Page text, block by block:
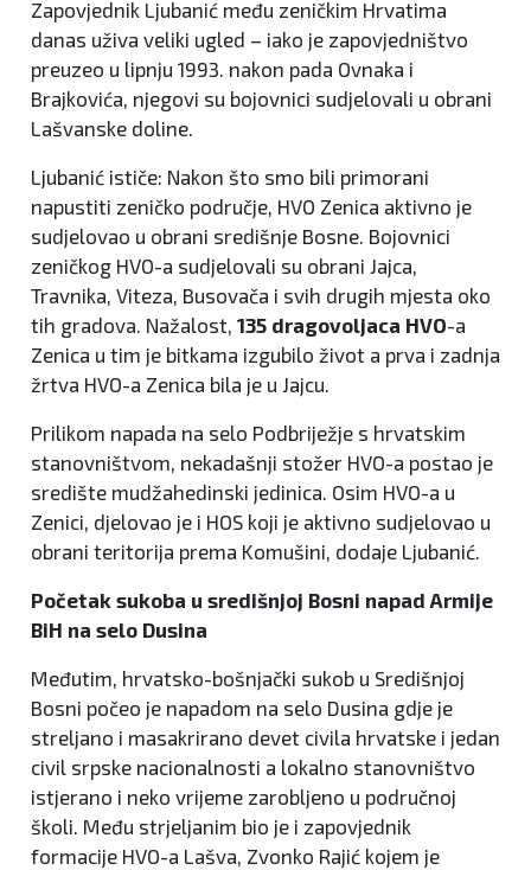
Zapovjednik Ljubanić među zeničkim Hrvatima
danas uživa veliki ugled – iako je zapovjedništvo
preuzeo u lipnju 1993. nakon pada Ovnaka i
Brajkovića, njegovi su bojovnici sudjelovali u obrani
Lašvanske doline.
Ljubanić ističe: Nakon što smo bili primorani
napustiti zeničko područje, HVO Zenica aktivno je
sudjelovao u obrani središnje Bosne. Bojovnici
zeničkog HVO-a sudjelovali su obrani Jajca,
Travnika, Viteza, Busovača i svih drugih mjesta oko
tih gradova. Nažalost, 135 dragovoljaca HVO-a
Zenica u tim je bitkama izgubilo život a prva i zadnja
žrtva HVO-a Zenica bila je u Jajcu.
Prilikom napada na selo Podbriježje s hrvatskim
stanovništvom, nekadašnji stožer HVO-a postao je
središte mudžahedinski jedinica. Osim HVO-a u
Zenici, djelovao je i HOS koji je aktivno sudjelovao u
obrani teritorija prema Komušini, dodaje Ljubanić.
Početak sukoba u središnjoj Bosni napad Armije
BiH na selo Dusina
Međutim, hrvatsko-bošnjački sukob u Središnjoj
Bosni počeo je napadom na selo Dusina gdje je
streljano i masakrirano devet civila hrvatske i jedan
civil srpske nacionalnosti a lokalno stanovništvo
istjerano i neko vrijeme zarobljeno u područnoj
školi. Među strjeljanim bio je i zapovjednik
formacije HVO-a Lašva, Zvonko Rajić kojem je